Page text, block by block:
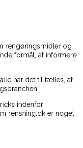
rengøringsmidler og
formål, at informere
har det til fælles, at
indenfor
rensning.dk er noget